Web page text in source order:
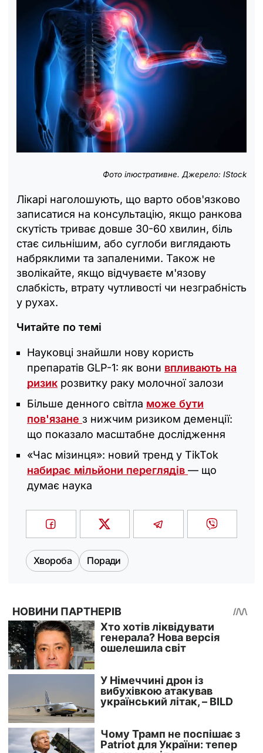
Фото ілюстративне. Джерело: IStock
Лікарі наголошують, що варто обов'язково
записатися на консультацію, якщо ранкова
скутість триває довше 30-60 хвилин, біль
стає сильнішим, або суглоби виглядають
набряклими та запаленими. Також не
зволікайте, якщо відчуваєте м'язову
слабкість, втрату чутливості чи незграбність
у рухах.
Читайте по темі
Науковці знайшли нову користь
препаратів GLP-1: як вони впливають на
ризик розвитку раку молочної залози
Більше денного світла може бути
пов'язане з нижчим ризиком деменції:
що показало масштабне дослідження
«Час мізинця»: новий тренд у TikTok
набирає мільйони переглядів — що
думає наука
Хвороба Поради